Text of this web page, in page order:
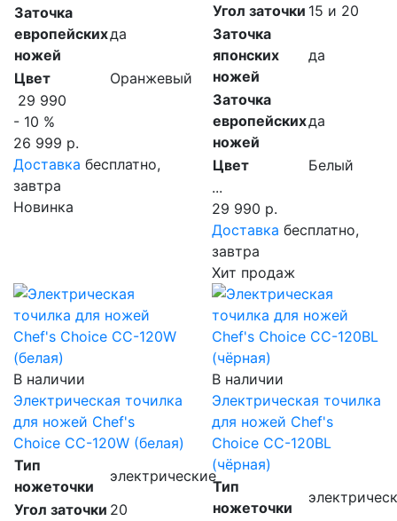
Заточка
европейских
ножей
да
Цвет
Оранжевый
29 990
- 10 %
26 999 р.
Доставка бесплатно,
завтра
Новинка
Угол заточки 15 и 20
Заточка
японских
ножей
да
Заточка
европейских
ножей
да
Цвет
Белый
...
29 990 р.
Доставка бесплатно,
завтра
Хит продаж
В наличии
Электрическая точилка
для ножей Chef's
Choice CC-120W (белая)
Тип
ножеточки
электрические
Угол заточки 20
В наличии
Электрическая точилка
для ножей Chef's
Choice CC-120BL
(чёрная)
Тип
ножеточки